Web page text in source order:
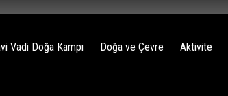
Vadi Doğa Kampı Doğa ve Çevre Aktivite